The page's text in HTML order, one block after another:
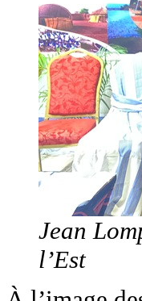
Jean
l’Est